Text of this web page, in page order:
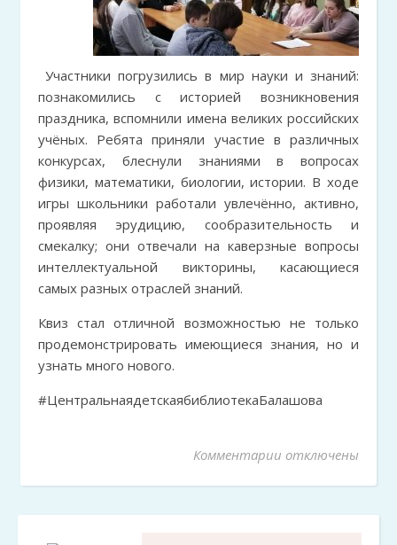
Участники погрузились в мир науки и знаний:
познакомились с историей возникновения
праздника, вспомнили имена великих российских
учёных. Ребята приняли участие в различных
конкурсах, блеснули знаниями в вопросах
физики, математики, биологии, истории. В ходе
игры школьники работали увлечённо, активно,
проявляя эрудицию, сообразительность и
смекалку; они отвечали на каверзные вопросы
интеллектуальной викторины, касающиеся
самых разных отраслей знаний.
Квиз стал отличной возможностью не только
продемонстрировать имеющиеся знания, но и
узнать много нового.
#ЦентральнаядетскаябиблиотекаБалашова
Комментарии к записи «О,
отключены